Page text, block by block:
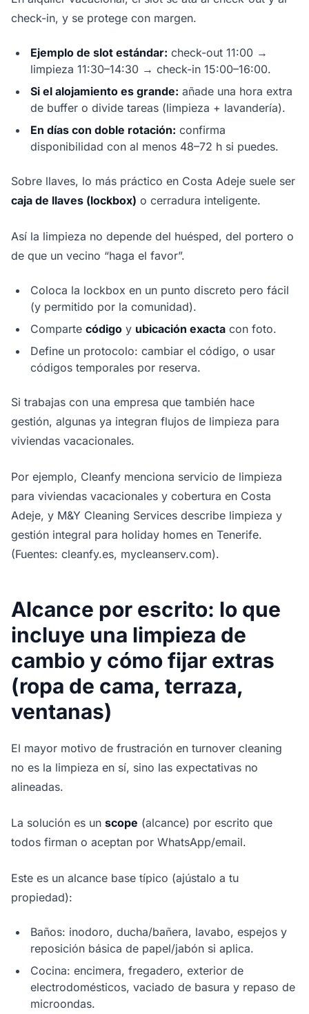
check-in, y se protege con margen.
Ejemplo de slot estándar: check-out 11:00 →
limpieza 11:30–14:30 → check-in 15:00–16:00.
Si el alojamiento es grande: añade una hora extra
de buffer o divide tareas (limpieza + lavandería).
En días con doble rotación: confirma
disponibilidad con al menos 48–72 h si puedes.
Sobre llaves, lo más práctico en Costa Adeje suele ser
caja de llaves (lockbox) o cerradura inteligente.
Así la limpieza no depende del huésped, del portero o
de que un vecino “haga el favor”.
Coloca la lockbox en un punto discreto pero fácil
(y permitido por la comunidad).
Comparte código y ubicación exacta con foto.
Define un protocolo: cambiar el código, o usar
códigos temporales por reserva.
Si trabajas con una empresa que también hace
gestión, algunas ya integran flujos de limpieza para
viviendas vacacionales.
Por ejemplo, Cleanfy menciona servicio de limpieza
para viviendas vacacionales y cobertura en Costa
Adeje, y M&Y Cleaning Services describe limpieza y
gestión integral para holiday homes en Tenerife.
(Fuentes: cleanfy.es, mycleanserv.com).
Alcance por escrito: lo que
incluye una limpieza de
cambio y cómo fijar extras
(ropa de cama, terraza,
ventanas)
El mayor motivo de frustración en turnover cleaning
no es la limpieza en sí, sino las expectativas no
alineadas.
La solución es un scope (alcance) por escrito que
todos firman o aceptan por WhatsApp/email.
Este es un alcance base típico (ajústalo a tu
propiedad):
Baños: inodoro, ducha/bañera, lavabo, espejos y
reposición básica de papel/jabón si aplica.
Cocina: encimera, fregadero, exterior de
electrodomésticos, vaciado de basura y repaso de
microondas.